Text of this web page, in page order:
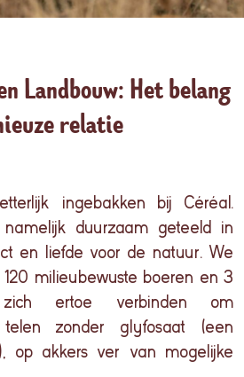
Landbouw: Het belang
relatie
ingebakken bij Céréal.
duurzaam geteeld in
en liefde voor de natuur. We
milieubewuste boeren en 3
ertoe verbinden om
telen zonder glyfosaat (een
op akkers ver van mogelijke